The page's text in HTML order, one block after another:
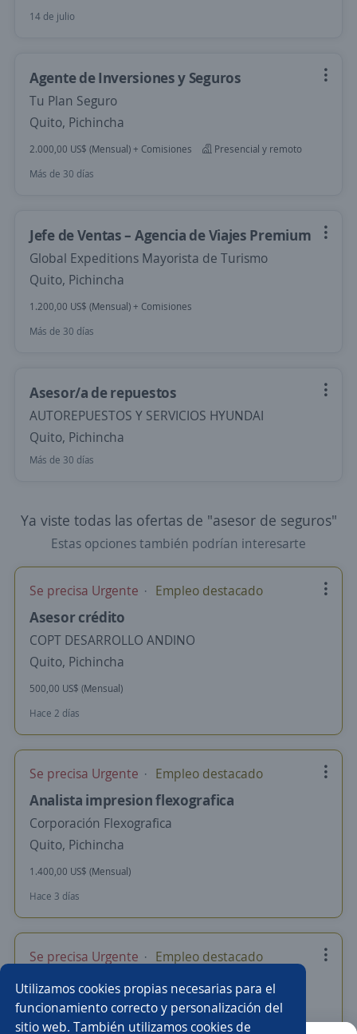
Utilizamos cookies propias necesarias para el
funcionamiento correcto y personalización del
sitio web. También utilizamos cookies de
14 de julio
Agente de Inversiones y Seguros
Tu Plan Seguro
Quito, Pichincha
2.000,00 US$ (Mensual) + Comisiones
Presencial y remoto
Más de 30 días
Jefe de Ventas – Agencia de Viajes Premium
Global Expeditions Mayorista de Turismo
Quito, Pichincha
1.200,00 US$ (Mensual) + Comisiones
Más de 30 días
Asesor/a de repuestos
AUTOREPUESTOS Y SERVICIOS HYUNDAI
Quito, Pichincha
Más de 30 días
Ya viste todas las ofertas de "asesor de seguros"
Estas opciones también podrían interesarte
Se precisa Urgente Empleo destacado
Asesor crédito
COPT DESARROLLO ANDINO
Quito, Pichincha
500,00 US$ (Mensual)
Hace 2 días
Se precisa Urgente Empleo destacado
Analista impresion flexografica
Corporación Flexografica
Quito, Pichincha
1.400,00 US$ (Mensual)
Hace 3 días
Se precisa Urgente Empleo destacado
Asesor experto en Cobranza Financiera
Importante empresa del sector
Quito, Pichincha